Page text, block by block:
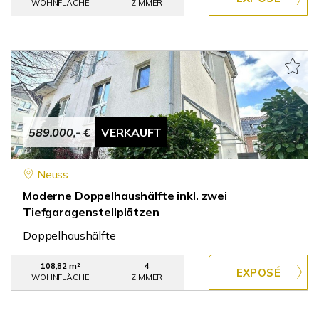
WOHNFLÄCHE
ZIMMER
589.000,- € VERKAUFT
Neuss
Moderne Doppelhaushälfte inkl. zwei
Tiefgaragenstellplätzen
Doppelhaushälfte
108,82 m²
WOHNFLÄCHE
4
ZIMMER